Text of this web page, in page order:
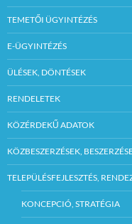
TEMETŐI ÜGYINTÉZÉS
E-ÜGYINTÉZÉS
ÜLÉSEK, DÖNTÉSEK
RENDELETEK
KÖZÉRDEKŰ ADATOK
KÖZBESZERZÉSEK,
TELEPÜLÉSFEJLESZTÉS,
KONCEPCIÓ, STRATÉGIA